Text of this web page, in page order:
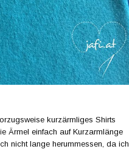
kurzärmliges Shirts
Ärmel einfach auf Kurzarmlänge
nicht lange herummessen, da ich